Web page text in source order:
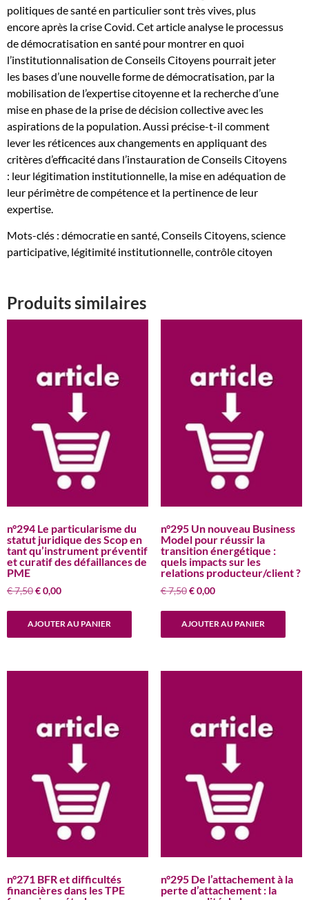
politiques de santé en particulier sont très vives, plus
encore après la crise Covid. Cet article analyse le processus
de démocratisation en santé pour montrer en quoi
l’institutionnalisation de Conseils Citoyens pourrait jeter
les bases d’une nouvelle forme de démocratisation, par la
mobilisation de l’expertise citoyenne et la recherche d’une
mise en phase de la prise de décision collective avec les
aspirations de la population. Aussi précise-t-il comment
lever les réticences aux changements en appliquant des
critères d’efficacité dans l’instauration de Conseils Citoyens
: leur légitimation institutionnelle, la mise en adéquation de
leur périmètre de compétence et la pertinence de leur
expertise.
Mots-clés : démocratie en santé, Conseils Citoyens, science
participative, légitimité institutionnelle, contrôle citoyen
Produits similaires
n°294 Le particularisme du
statut juridique des Scop en
tant qu’instrument préventif
et curatif des défaillances de
PME
€7,50Le
€0,00Le
AJOUTER AU PANIER
n°295 Un nouveau Business
Model pour réussir la
transition énergétique :
quels impacts sur les
relations producteur/client ?
€7,50 Le
€0,00Le
AJOUTER AU PANIER
n°271 BFR et difficultés
financières dans les TPE
n°295 De l’attachement à la
perte d’attachement : la